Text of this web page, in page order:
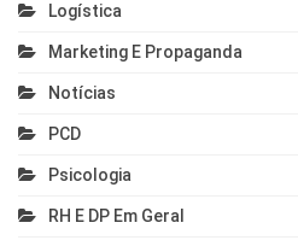
Logística
Marketing E Propaganda
Notícias
PCD
Psicologia
RH E DP Em Geral